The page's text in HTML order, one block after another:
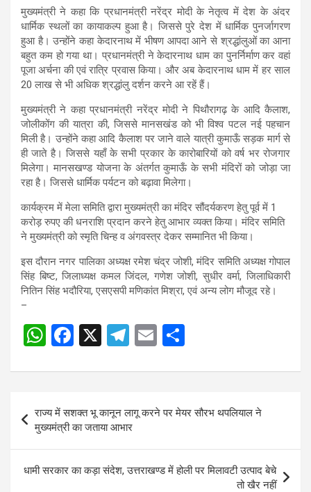
मुख्यमंत्री ने कहा कि प्रधानमंत्री नरेंद्र मोदी के नेतृत्व में देश के अंदर
धार्मिक स्थलों का कायाकल्प हुआ है। जिससे पुरे देश में धार्मिक पुनर्जागरण
हुआ है। उन्होंने कहा केदारनाथ में भीषण आपदा आने से श्रद्धांलुओं का आना
बहुत कम हो गया था। प्रधानमंत्री ने केदारनाथ धाम का पुनर्निर्माण कर वहां
पूजा अर्चना की एवं रात्रि प्रवास किया। और अब केदारनाथ धाम में हर साल
20 लाख से भी अधिक श्रद्धांलु दर्शन करने आ रहें हैं।
मुख्यमंत्री ने कहा प्रधानमंत्री नरेंद्र मोदी ने पिथौरागढ़ के आदि कैलाश,
जोलीकोंग की यात्रा की, जिससे मानसखंड को भी विश्व पटल नई पहचान
मिली है। उन्होंने कहा आदि कैलाश पर जाने वाले यात्री कुमाऊँ सड़क मार्ग से
ही जाते है। जिससे यहाँ के सभी प्रकार के कारोबारियों को वर्ष भर रोजगार
मिलेगा। मानसखण्ड योजना के अंतर्गत कुमाऊँ के सभी मंदिरों को जोड़ा जा
रहा है। जिससे धार्मिक पर्यटन को बढ़ावा मिलेगा।
कार्यक्रम में मेला समिति द्वारा मुख्यमंत्री का मंदिर सौंदर्यकरण हेतु पूर्व में 1
करोड़ रुपए की धनराशि प्रदान करने हेतु आभार व्यक्त किया। मंदिर समिति
ने मुख्यमंत्री को स्मृति चिन्ह व अंगवस्त्र देकर सम्मानित भी किया।
इस दौरान नगर पालिका अध्यक्ष रमेश चंद्र जोशी, मंदिर समिति अध्यक्ष गोपाल
सिंह बिष्ट, जिलाध्यक्ष कमल जिंदल, गणेश जोशी, सुधीर वर्मा, जिलाधिकारी
नितिन सिंह भदौरिया, एसएसपी मणिकांत मिश्रा, एवं अन्य लोग मौजूद रहे।
–
W
at
s
A
p
p
F
ce
o
o
k
X
T
e
a
m
E
ail ar
navigation
राज्य में सशक्त भू कानून लागू करने पर मेयर सौरभ थपलियाल ने
मुख्यमंत्री का जताया आभार
धामी सरकार का कड़ा संदेश, उत्तराखण्ड में होली पर मिलावटी उत्पाद बेचे
तो खैर नहीं